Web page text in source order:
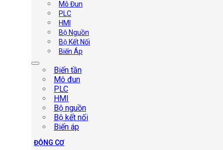
Mô Đun
PLC
HMI
Bộ Nguồn
Bộ Kết Nối
Biến Áp
Biến tần
Mô đun
PLC
HMI
Bộ nguồn
Bộ kết nối
Biến áp
ĐỘNG CƠ